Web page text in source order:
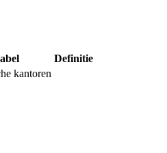
Definitie
kantoren